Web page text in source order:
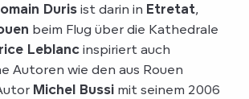
Durisist darin in Etretat,
beim Flug über die Kathedrale
Leblancinspiriert auch
Autoren wie den aus Rouen
Michel Bussi mit seinem 2006